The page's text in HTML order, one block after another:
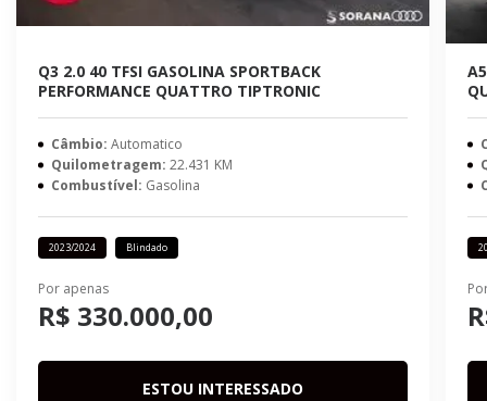
Q3 2.0 40 TFSI GASOLINA SPORTBACK
PERFORMANCE QUATTRO TIPTRONIC
Câmbio: Automatico
Quilometragem: 22.431 KM
Combustível: Gasolina
2023/2024 Blindado
Por apenas
R$ 330.000,00
ESTOU INTERESSADO